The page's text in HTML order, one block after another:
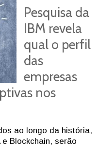
Pesquisa da
IBM revela
qual o perfil
das
empresas
nos
ao longo da história,
Blockchain, serão